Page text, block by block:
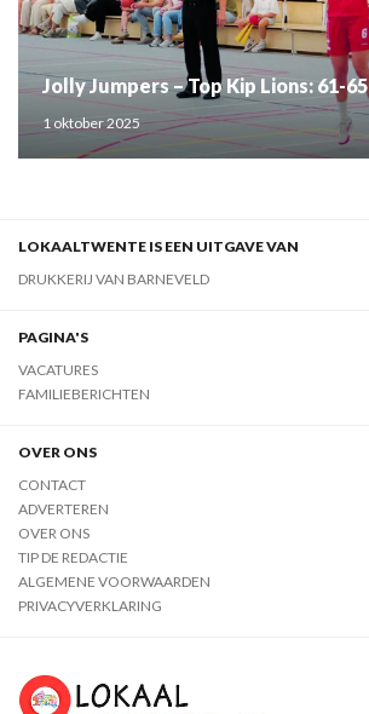
Jolly Jumpers – Top Kip Lions: 61-65
1 oktober 2025
LOKAALTWENTE IS EEN UITGAVE VAN
DRUKKERIJ VAN BARNEVELD
PAGINA'S
VACATURES
FAMILIEBERICHTEN
OVER ONS
CONTACT
ADVERTEREN
OVER ONS
TIP DE REDACTIE
ALGEMENE VOORWAARDEN
PRIVACYVERKLARING